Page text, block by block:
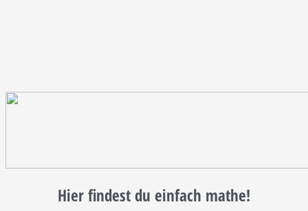
Hier findest du einfach mathe!